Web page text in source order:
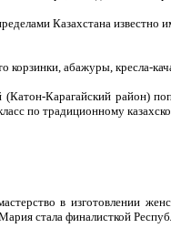
Казахстана
абажуры, кресла-
Карагайский район)
по традиционному
в изготовлении
стала финалисткой